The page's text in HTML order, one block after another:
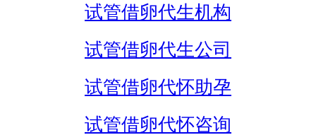
试管借卵代生机构
试管借卵代生公司
试管借卵代怀助孕
试管借卵代怀咨询